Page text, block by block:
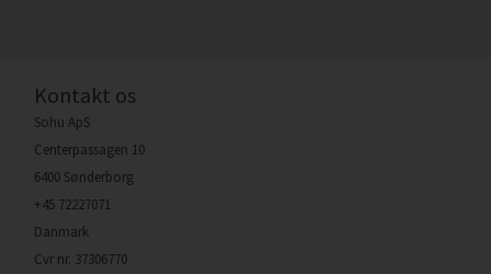
Kontakt os
Sohu ApS
Centerpassagen 10
6400 Sønderborg
+45 72227071
Danmark
Cvr nr. 37306770